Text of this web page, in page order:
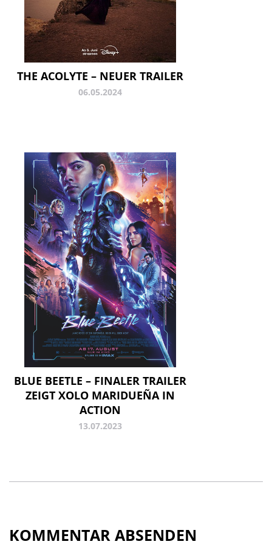
THE ACOLYTE – NEUER TRAILER
06.05.2024
BLUE BEETLE – FINALER TRAILER
ZEIGT XOLO MARIDUEÑA IN
ACTION
13.07.2023
KOMMENTAR ABSENDEN